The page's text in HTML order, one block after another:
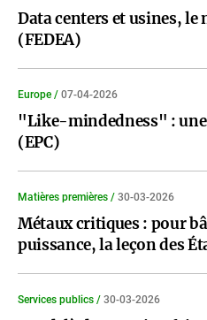
Data centers et usines, le
(FEDEA)
Europe / 07-04-2026
"Like-mindedness" :
(EPC)
Matières premières / 30-03-2026
Métaux critiques : pour
puissance, la leçon des
Services publics / 30-03-2026